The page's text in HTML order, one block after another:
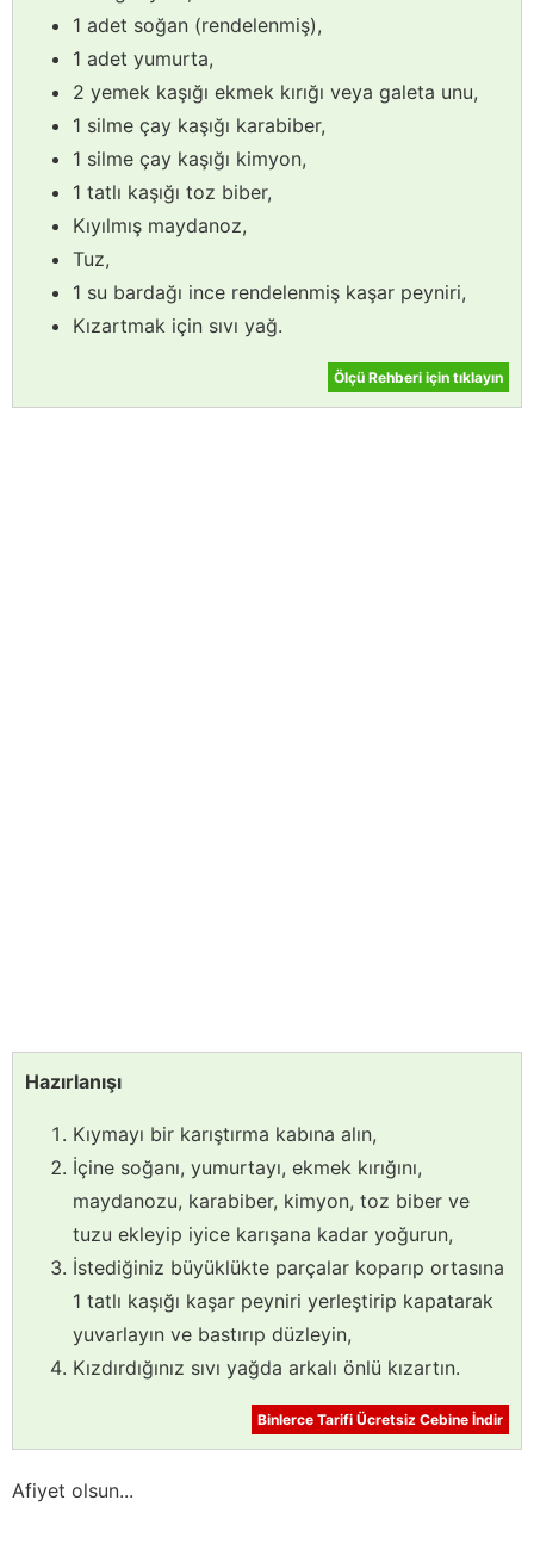
1 adet soğan (rendelenmiş),
1 adet yumurta,
2 yemek kaşığı ekmek kırığı veya galeta unu,
1 silme çay kaşığı karabiber,
1 silme çay kaşığı kimyon,
1 tatlı kaşığı toz biber,
Kıyılmış maydanoz,
Tuz,
1 su bardağı ince rendelenmiş kaşar peyniri,
Kızartmak için sıvı yağ.
Ölçü Rehberi için tıklayın
Hazırlanışı
Kıymayı bir karıştırma kabına alın,
İçine soğanı, yumurtayı, ekmek kırığını,
maydanozu, karabiber, kimyon, toz biber ve
tuzu ekleyip iyice karışana kadar yoğurun,
İstediğiniz büyüklükte parçalar koparıp ortasına
1 tatlı kaşığı kaşar peyniri yerleştirip kapatarak
yuvarlayın ve bastırıp düzleyin,
Kızdırdığınız sıvı yağda arkalı önlü kızartın.
Binlerce Tarifi Ücretsiz Cebine İndir
Afiyet olsun...